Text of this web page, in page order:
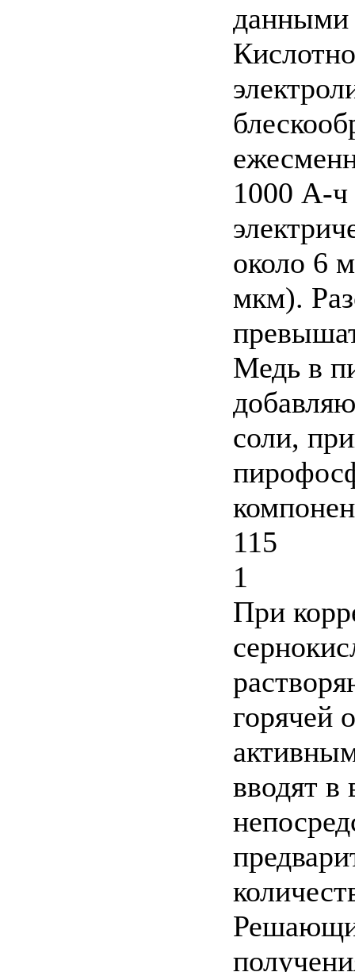
данными
1000 А-ч
около 6
мкм).
Медь в
соли,
115
1
При
горячей
вводят в